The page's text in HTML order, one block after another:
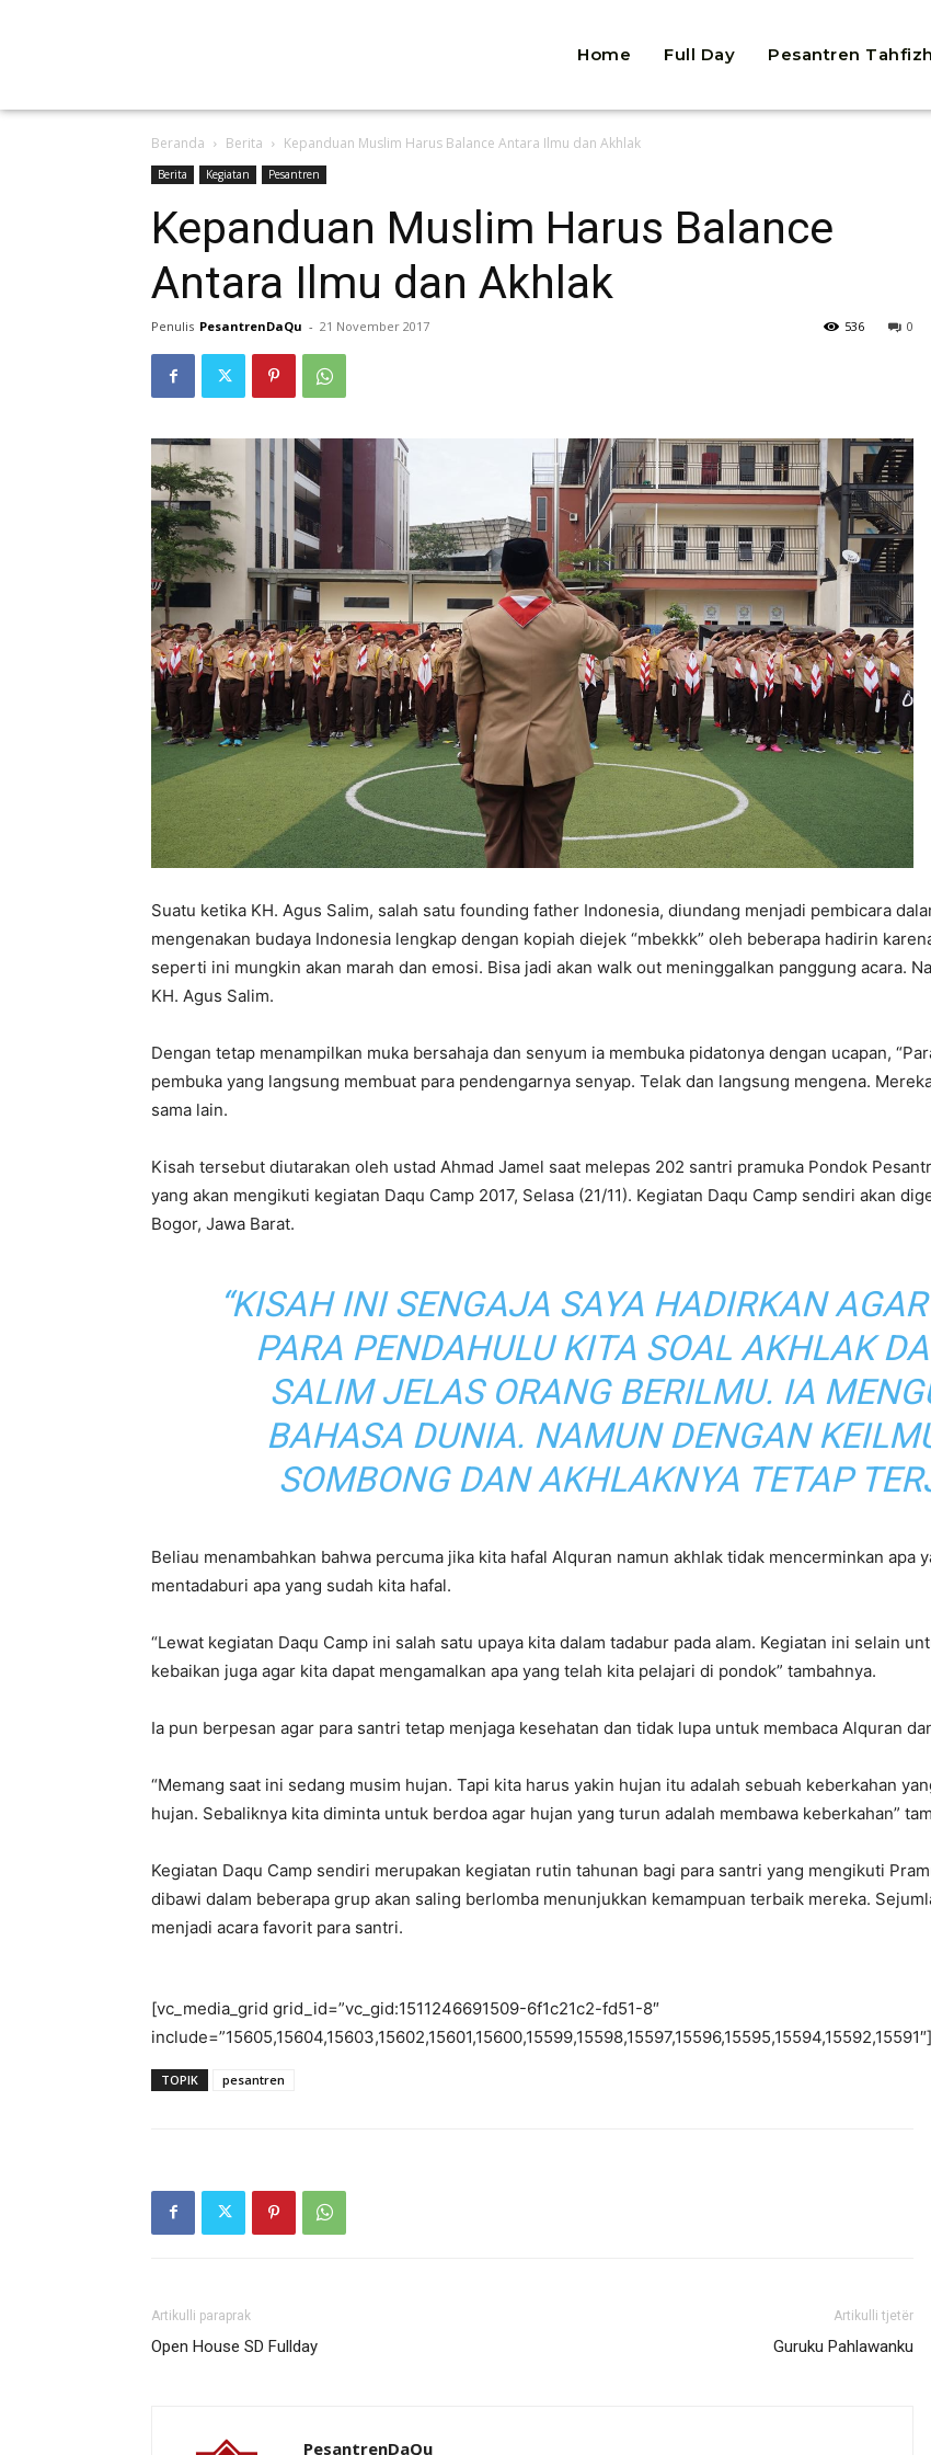
Home Full Day Pesantren Tahfizh
Beranda Berita Kepanduan Muslim Harus Balance Antara Ilmu dan Akhlak
Berita Kegiatan Pesantren
Kepanduan Muslim Harus Balance
Antara Ilmu dan Akhlak
Penulis PesantrenDaQu - 21 November 2017 0
536
Suatu ketika KH. Agus Salim, salah satu founding father Indonesia, diundang menjadi pembicara
mengenakan budaya Indonesia lengkap dengan kopiah diejek “mbekkk” oleh beberapa hadirin
seperti ini mungkin akan marah dan emosi. Bisa jadi akan walk out meninggalkan panggung acara.
KH. Agus Salim.
Dengan tetap menampilkan muka bersahaja dan senyum ia membuka pidatonya dengan ucapan,
pembuka yang langsung membuat para pendengarnya senyap. Telak dan langsung mengena.
sama lain.
Kisah tersebut diutarakan oleh ustad Ahmad Jamel saat melepas 202 santri pramuka Pondok
yang akan mengikuti kegiatan Daqu Camp 2017, Selasa (21/11). Kegiatan Daqu Camp sendiri akan
Bogor, Jawa Barat.
“KISAH INI SENGAJA SAYA HADIRKAN
PARA PENDAHULU KITA SOAL AKHLAK
SALIM JELAS ORANG BERILMU. IA
BAHASA DUNIA. NAMUN DENGAN
SOMBONG DAN AKHLAKNYA TETAP
Beliau menambahkan bahwa percuma jika kita hafal Alquran namun akhlak tidak mencerminkan apa
mentadaburi apa yang sudah kita hafal.
“Lewat kegiatan Daqu Camp ini salah satu upaya kita dalam tadabur pada alam. Kegiatan ini selain
kebaikan juga agar kita dapat mengamalkan apa yang telah kita pelajari di pondok” tambahnya.
Ia pun berpesan agar para santri tetap menjaga kesehatan dan tidak lupa untuk membaca Alquran
“Memang saat ini sedang musim hujan. Tapi kita harus yakin hujan itu adalah sebuah keberkahan
hujan. Sebaliknya kita diminta untuk berdoa agar hujan yang turun adalah membawa keberkahan”
Kegiatan Daqu Camp sendiri merupakan kegiatan rutin tahunan bagi para santri yang mengikuti
dibawi dalam beberapa grup akan saling berlomba menunjukkan kemampuan terbaik mereka.
menjadi acara favorit para santri.
[vc_media_grid grid_id=”vc_gid:1511246691509-6f1c21c2-fd51-8″
include=”15605,15604,15603,15602,15601,15600,15599,15598,15597,15596,15595,15594,15592,15591″]
TOPIK pesantren
Artikulli paraprak
Open House SD Fullday
Artikulli tjetër
Guruku Pahlawanku
PesantrenDaQu